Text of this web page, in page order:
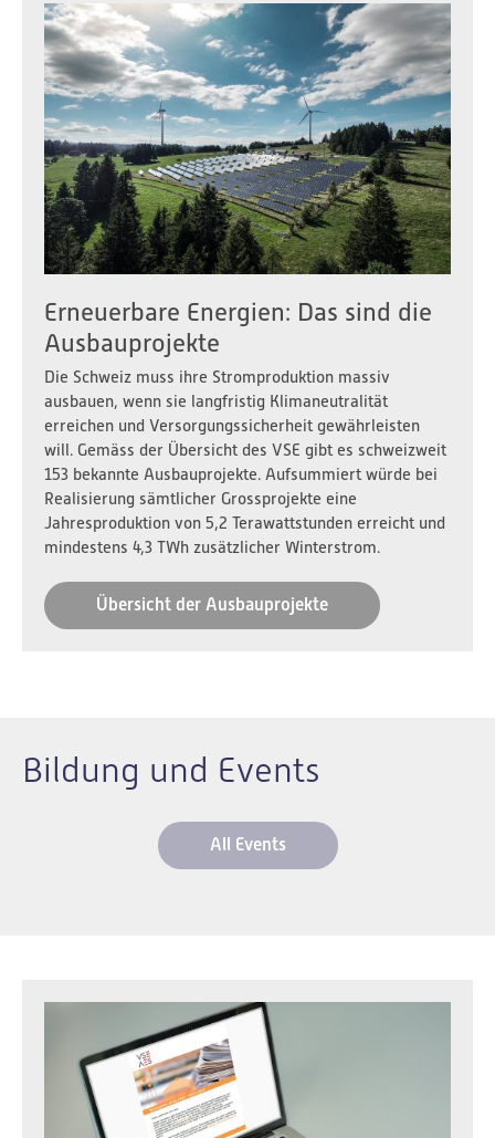
Erneuerbare Energien: Das sind die
Ausbauprojekte
Die Schweiz muss ihre Stromproduktion massiv
ausbauen, wenn sie langfristig Klimaneutralität
erreichen und Versorgungssicherheit gewährleisten
will. Gemäss der Übersicht des VSE gibt es schweizweit
153 bekannte Ausbauprojekte. Aufsummiert würde bei
Realisierung sämtlicher Grossprojekte eine
Jahresproduktion von 5,2 Terawattstunden erreicht und
mindestens 4,3 TWh zusätzlicher Winterstrom.
Übersicht der Ausbauprojekte
Bildung und Events
All Events